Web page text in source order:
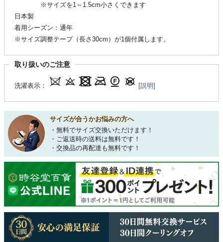
※サイズを1～1.5cm小さくできます
日本製
着用シーズン：通年
※サイズ調整テープ（長さ30cm）が1個付属します。
取り扱いのご注意
洗濯表示： [説明]
サイズが合うかお悩みの方へ
・無料でサイズ交換いただけます！
・ご返送時の送料は無料です！
・交換品の再配達も無料です！